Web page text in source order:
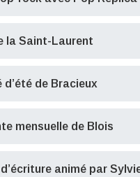
la Saint-Laurent
d’été de Bracieux
mensuelle de Blois
animé par